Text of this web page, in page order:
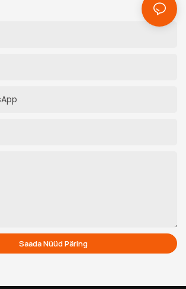
Saada Nüüd Päring